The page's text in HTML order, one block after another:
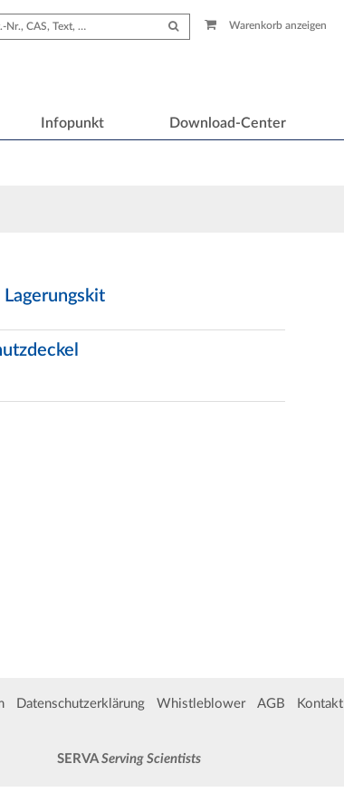
Warenkorb anzeigen
Infopunkt Download-Center
Datenschutzerklärung Whistleblower AGB Kontakt
SERVA Serving Scientists